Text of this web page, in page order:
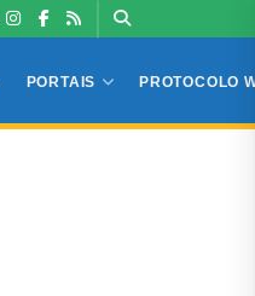
PORTAIS PROTOCOLO